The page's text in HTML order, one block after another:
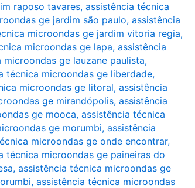
raposo tavares, assistência técnica
ge jardim são paulo, assistência
microondas ge jardim vitoria regia,
microondas ge lapa, assistência
ge lauzane paulista,
técnica microondas ge liberdade,
microondas ge litoral, assistência
ge mirandópolis, assistência
ge mooca, assistência técnica
ge morumbi, assistência
microondas ge onde encontrar,
técnica microondas ge paineiras do
, assistência técnica microondas ge
, assistência técnica microondas